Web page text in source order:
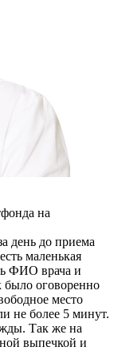
на
день до приема
маленькая
ФИО врача и
было оговоренно
место
не более 5 минут.
Так же на
выпечкой и